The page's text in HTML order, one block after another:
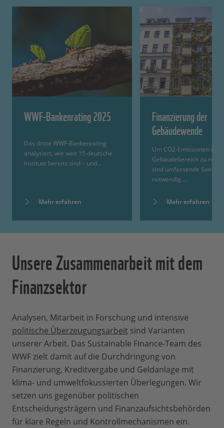
WWF-Bankenrating 2025
Das dritte WWF-Bankenrating
analysiert, wie weit 15 deutsche
Institute bereits sind – und…
Mehr erfahren
Finanzierung der
Gebäudewende
Um CO2-Emissionen im
Gebäudebereich zu
sind umfassende
notwendig.…
Mehr erfahren
Unsere Zusammenarbeit mit dem
Finanzsektor
Analysen, Mitarbeit in Forschung und intensive
politische Überzeugungsarbeit sind Varianten
unserer Arbeit. Das Sustainable Finance-Team des
WWF zielt damit auf die Durchdringung von
Finanzierung, Kreditvergabe und Geldanlage mit
klima- und umweltfokussierten Überlegungen. Wir
setzen uns gegenüber politischen
Entscheidungsträgern und Finanzaufsichtsbehörden
für klare Regeln und Kontrollmechanismen ein.